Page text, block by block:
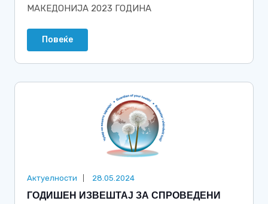
МАКЕДОНИЈА 2023 ГОДИНА
Повеќе
Актуелности 28.05.2024
ГОДИШЕН ИЗВЕШТАЈ ЗА СПРОВЕДЕНИ